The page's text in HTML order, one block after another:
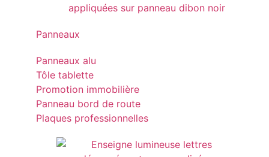
Panneaux
Panneaux alu
Tôle tablette
Promotion immobilière
Panneau bord de route
Plaques professionnelles